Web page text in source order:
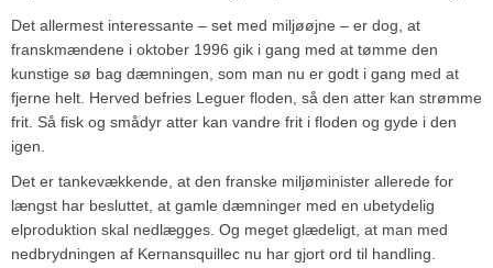
Det allermest interessante – set med miljøøjne – er dog, at
franskmændene i oktober 1996 gik i gang med at tømme den
kunstige sø bag dæmningen, som man nu er godt i gang med at
fjerne helt. Herved befries Leguer floden, så den atter kan strømme
frit. Så fisk og smådyr atter kan vandre frit i floden og gyde i den
igen.
Det er tankevækkende, at den franske miljøminister allerede for
længst har besluttet, at gamle dæmninger med en ubetydelig
elproduktion skal nedlægges. Og meget glædeligt, at man med
nedbrydningen af Kernansquillec nu har gjort ord til handling.